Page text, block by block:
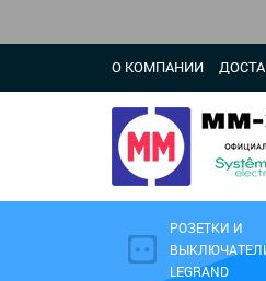
О КОМПАНИИ
РОЗЕТКИ И
LEGRAND